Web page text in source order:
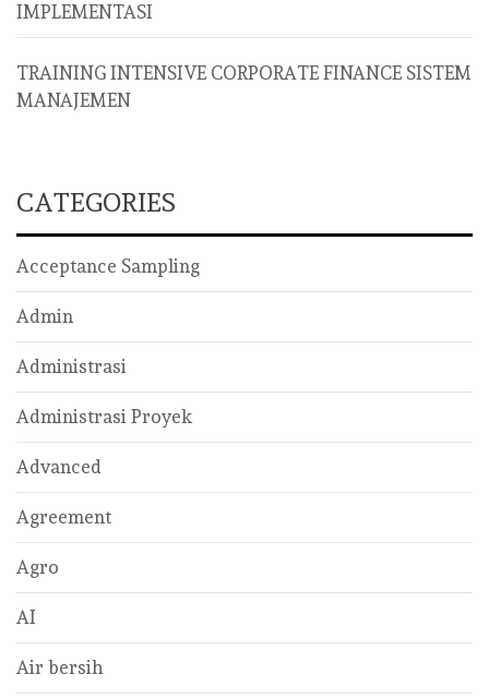
IMPLEMENTASI
TRAINING INTENSIVE CORPORATE FINANCE SISTEM
MANAJEMEN
CATEGORIES
Acceptance Sampling
Admin
Administrasi
Administrasi Proyek
Advanced
Agreement
Agro
AI
Air bersih